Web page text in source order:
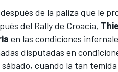
de la paliza que le
del Rally de Croacia,
en las condiciones
disputadas en
cuando la tan